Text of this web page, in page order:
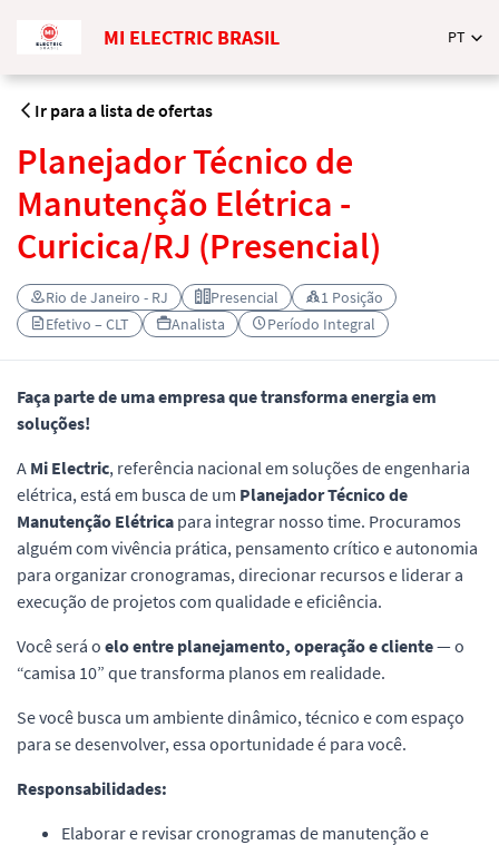
MI ELECTRIC BRASIL PT
Ir para a lista de ofertas
Planejador Técnico de
Manutenção Elétrica -
Curicica/RJ (Presencial)
Rio de Janeiro - RJ Presencial
1 Posição
Efetivo – CLT
Analista Período Integral
Faça parte de uma empresa que transforma energia em
soluções!
A Mi Electric, referência nacional em soluções de engenharia
elétrica, está em busca de um Planejador Técnico de
Manutenção Elétrica para integrar nosso time. Procuramos
alguém com vivência prática, pensamento crítico e autonomia
para organizar cronogramas, direcionar recursos e liderar a
execução de projetos com qualidade e eficiência.
Você será o elo entre planejamento, operação e cliente— o
“camisa 10” que transforma planos em realidade.
Se você busca um ambiente dinâmico, técnico e com espaço
para se desenvolver, essa oportunidade é para você.
Responsabilidades:
Elaborar e revisar cronogramas de manutenção e